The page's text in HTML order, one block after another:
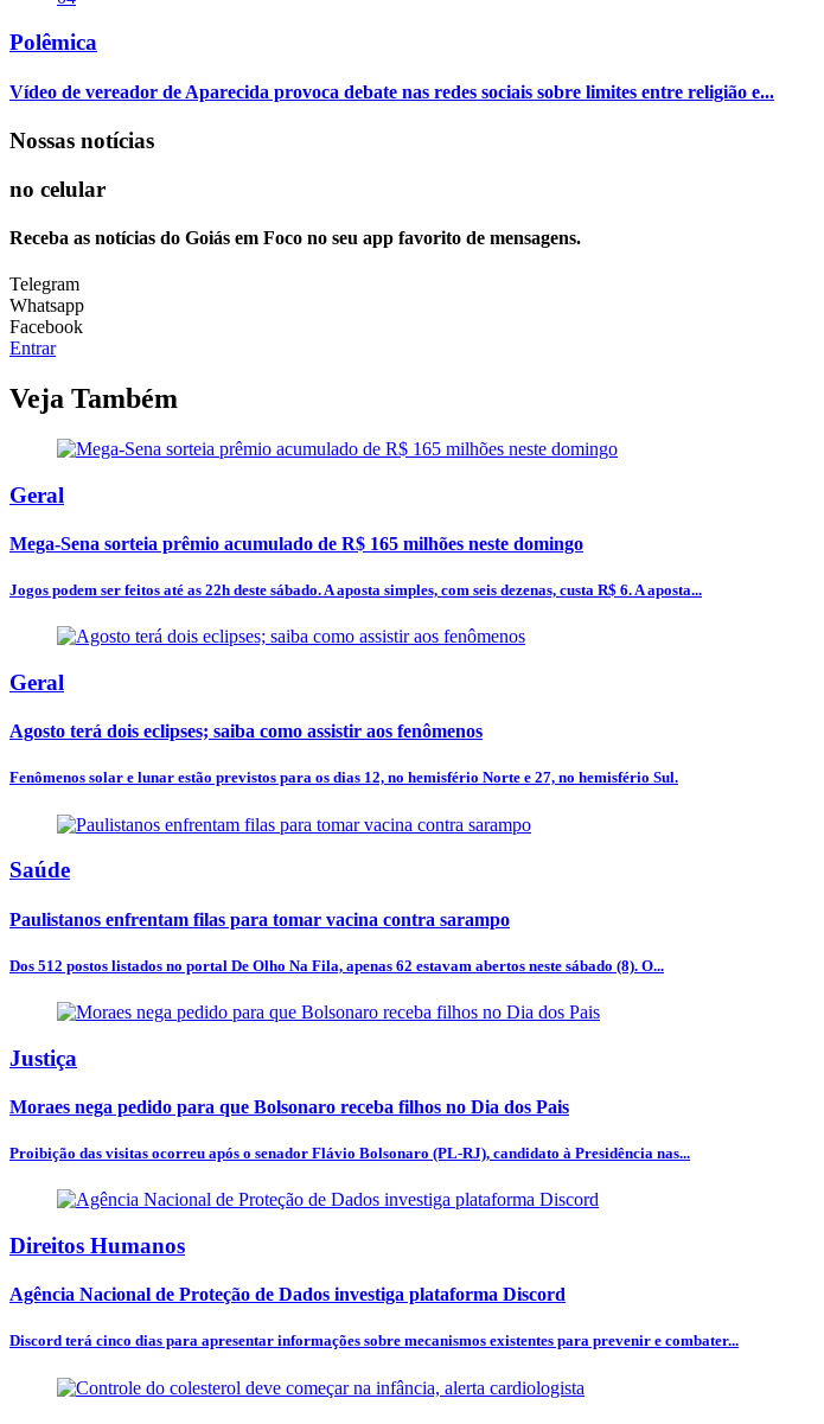
Polêmica
Vídeo de vereador de Aparecida provoca debate nas redes sociais sobre limites entre religião e...
Nossas notícias
no celular
Receba as notícias do Goiás em Foco no seu app favorito de mensagens.
Telegram
Whatsapp
Facebook
Entrar
Veja Também
Geral
Mega-Sena sorteia prêmio acumulado de R$ 165 milhões neste domingo
Jogos podem ser feitos até as 22h deste sábado. A aposta simples, com seis dezenas, custa R$ 6. A aposta...
Geral
Agosto terá dois eclipses; saiba como assistir aos fenômenos
Fenômenos solar e lunar estão previstos para os dias 12, no hemisfério Norte e 27, no hemisfério Sul.
Saúde
Paulistanos enfrentam filas para tomar vacina contra sarampo
Dos 512 postos listados no portal De Olho Na Fila, apenas 62 estavam abertos neste sábado (8). O...
Justiça
Moraes nega pedido para que Bolsonaro receba filhos no Dia dos Pais
Proibição das visitas ocorreu após o senador Flávio Bolsonaro (PL-RJ), candidato à Presidência nas...
Direitos Humanos
Agência Nacional de Proteção de Dados investiga plataforma Discord
Discord terá cinco dias para apresentar informações sobre mecanismos existentes para prevenir e combater...